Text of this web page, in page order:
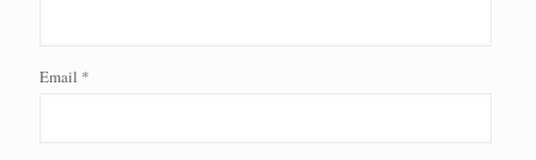
Email *